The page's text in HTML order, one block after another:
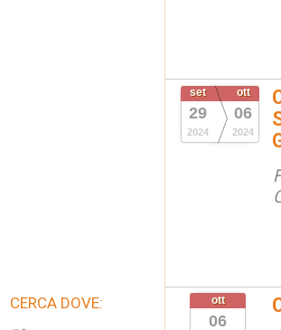
set
29
2024
ott
06
2024
ott
06
CERCA DOVE: